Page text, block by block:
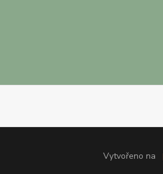
Vytvořeno na